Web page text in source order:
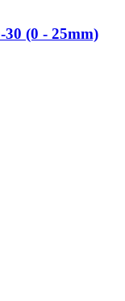
(0 - 25mm)